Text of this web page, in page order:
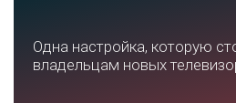
Одна настройка, которую
владельцам новых